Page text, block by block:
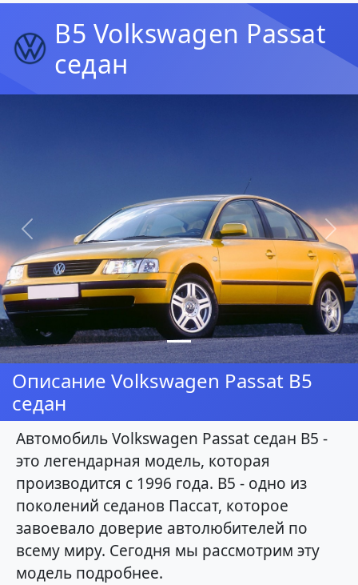
B5 Volkswagen Passat
седан
Предыдущая
Описание Volkswagen Passat B5
седан
Автомобиль Volkswagen Passat седан B5 -
это легендарная модель, которая
производится с 1996 года. B5 - одно из
поколений седанов Пассат, которое
завоевало доверие автолюбителей по
всему миру. Сегодня мы рассмотрим эту
модель подробнее.